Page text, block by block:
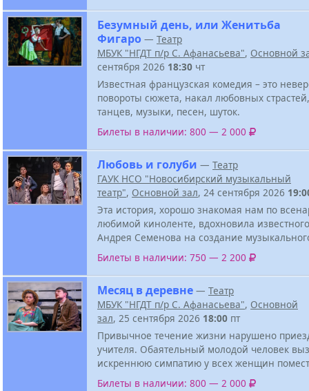
Безумный день, или Женитьба
Фигаро — Театр
МБУК "НГДТ п/р С. Афанасьева", Основной
сентября 2026 18:30 чт
Известная французская комедия – это
повороты сюжета, накал любовных
танцев, музыки, песен, шуток.
Билеты в наличии: 800 — 2 000
Любовь и голуби — Театр
ГАУК НСО "Новосибирский музыкальный
театр", Основной зал, 24 сентября 2026
Эта история, хорошо знакомая нам по
любимой киноленте, вдохновила
Андрея Семенова на создание
Билеты в наличии: 750 — 2 200
Месяц в деревне — Театр
МБУК "НГДТ п/р С. Афанасьева", Основной
зал, 25 сентября 2026 18:00 пт
Привычное течение жизни нарушено
учителя. Обаятельный молодой человек
искреннюю симпатию у всех женщин
Билеты в наличии: 800 — 2 000